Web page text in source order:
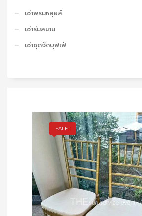
เช่าพรมหลุยส์
เช่าร่มสนาม
เช่าชุดจัดบุฟเฟ่
SALE!